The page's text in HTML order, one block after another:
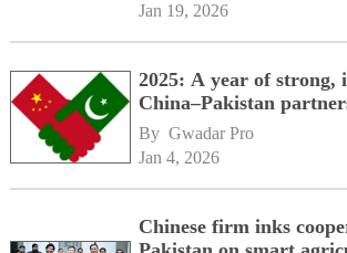
Jan 19, 2026
2025: A year of strong,
China–Pakistan
By Gwadar Pro
Jan 4, 2026
Chinese firm inks